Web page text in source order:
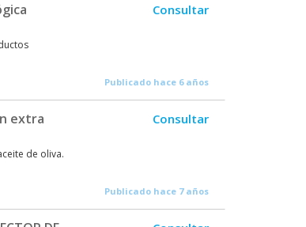
Consultar
Publicado hace 6 años
extra
de oliva.
Consultar
Publicado hace 7 años